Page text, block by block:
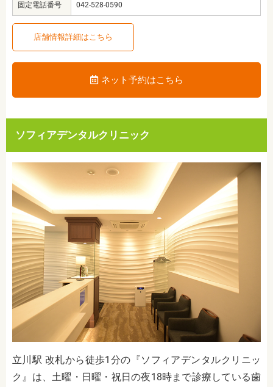
固定電話番号 042-528-0590
店舗情報詳細はこちら
ネット予約はこちら
ソフィアデンタルクリニック
立川駅 改札から徒歩1分の『ソフィアデンタルクリニッ
ク』は、土曜・日曜・祝日の夜18時まで診療している歯